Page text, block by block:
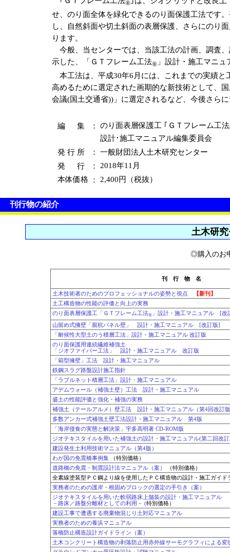
®
せ、のり面全体を緑化できるのり面保護工法です
し、自然斜面や切土斜面の表層保護、さらにのり
ります。
今般、当センターでは、当該工法の計画、調査
示した、「ＧＴフレーム工法® 」設計・施工マニ
本工法は、平成30年6月には、これまでの実績と
高めるために選定された画期的な新技術として、
会議(国土交通省))」に選定されるなど、今後さら
編 集 ： のり面表層保護工 ｢ＧＴフレーム工法
設計･施工マニュアル編集委員会
発 行 所 ： 一般財団法人土木研究センター
発 行
：
2018年11月
本体価格
： 2,400円（税抜）
刊行物の紹介
土木研
◎購入のお
刊 行 物 名
土木技術者のためのプロフェッショナルの姿勢と視点
【新刊】
土工構造物の性能の評価と向上の実務
のり面表層保護工「ＧＴフレーム工法® 」設計・施工マニュアル [改
山留め式擁壁「親杭パネル壁」 設計・施工マニュアル [改訂版]
「耐候性大型土のう積層工法」設計・施工マニュアル 改訂版
のり面保護用連続繊維補強土
「ジオファイバー工法」 設計・施工マニュアル 改訂版
「箱型擁壁」工法 設計・施工マニュアル
鉄鋼スラグ路盤設計施工指針
「ラブルネット積層工法」設計・施工マニュアル
アデムウォール（補強土壁）工法 設計・施工マニュアル
盛土の性能評価と強化・補強の実務
補強土（テールアルメ）壁工法 設計・施工マニュアル（第4回改訂
多数アンカー式補強土壁工法設計・施工マニュアル 第4版
「海岸侵食の実態と解決策」宇多高明著 CD-ROM版
ジオテキスタイルを用いた補強土の設計・施工マニュアル(第二回改
建設発生土利用技術マニュアル（第4版）
わが国の免震橋事例集 （特別価格）
道路橋の免震・制震設計法マニュアル（案）
（特別価格）
全素線塗装型ＰＣ鋼より線を使用したＰＣ構造物の設計・施工ガイド
実務者のための護岸・根固めブロックの選定の手引き（案）
ジオテキスタイルを用いた軟弱路床上舗装の設計・施工マニュアル
－路床／路盤分離材としての利用－ (特別価格）
建設工事で遭遇する廃棄物混じり土対応マニュアル
実務者のための養浜マニュアル
落橋防止構造設計ガイドライン（案）
土木コンクリート構造物の剥落防止用赤外線サーモグラフィによる変